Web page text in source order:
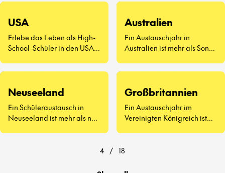
USA
Erlebe das Leben als High-
School-Schüler in den USA –
Australien
Ein Austauschjahr in
Australien ist mehr als Sonne
zu probieren (ja, wirklich)
Schulalltag auf der anderen
Seite der Welt anfühlt.
Neuseeland
Ein Schüleraustausch in
Neuseeland ist mehr als nur
Großbritannien
Ein Austauschjahr im
Vereinigten Königreich ist
4 / 18